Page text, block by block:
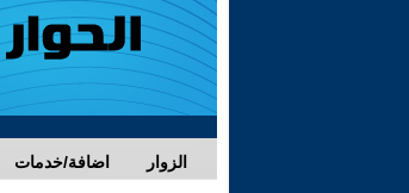
اضافة/خدمات الزوار